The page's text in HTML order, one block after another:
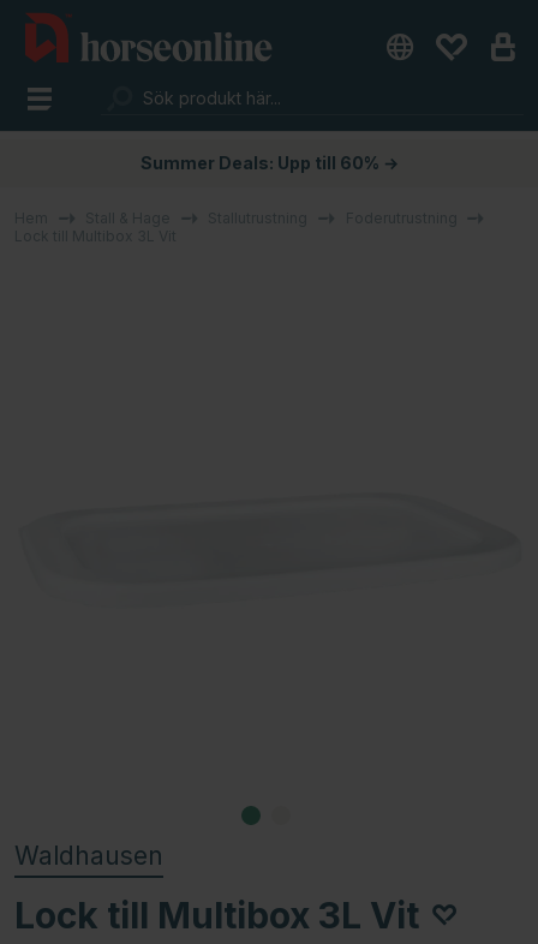
Summer Deals: Upp till 60% →
Waldhausen
Lock till Multibox 3L Vit